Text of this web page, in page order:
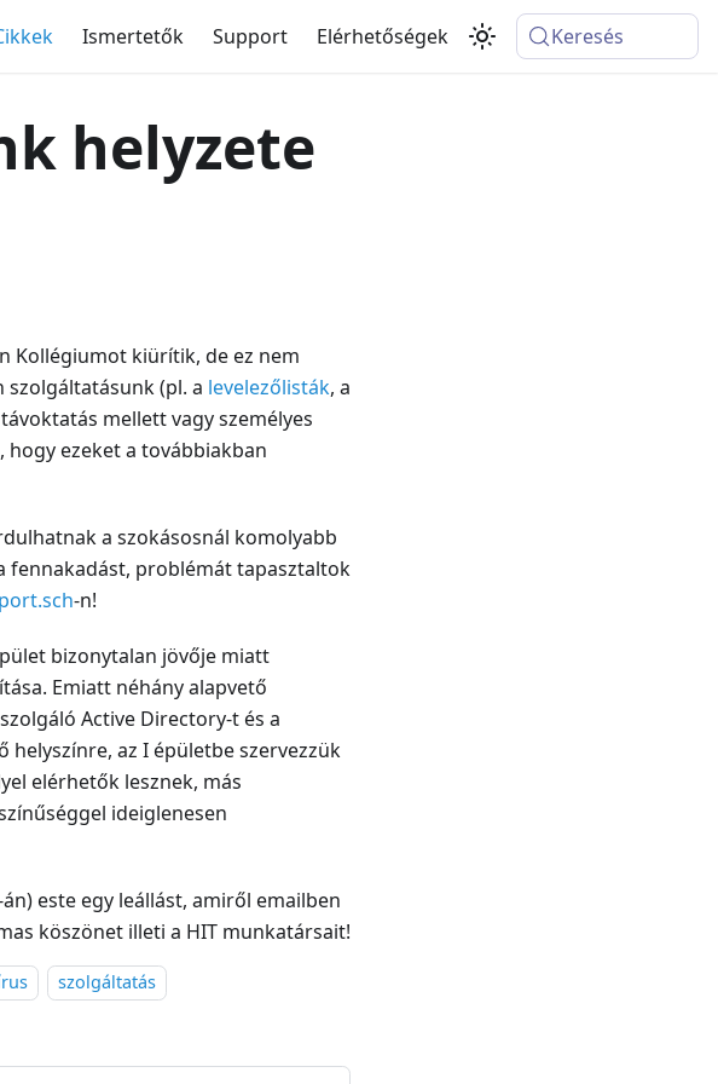
Ismertetők Support Elérhetőségek Keresés
helyzete
Kollégiumot kiürítik, de ez nem
szolgáltatásunk (pl. a levelezőlisták, a
mellett vagy személyes
ezeket a továbbiakban
a szokásosnál komolyabb
fennakadást, problémát tapasztaltok
-n!
bizonytalan jövője miatt
Emiatt néhány alapvető
Active Directory-t és a
az I épületbe szervezzük
elérhetők lesznek, más
ideiglenesen
este egy leállást, amiről emailben
köszönet illeti a HIT munkatársait!
szolgáltatás